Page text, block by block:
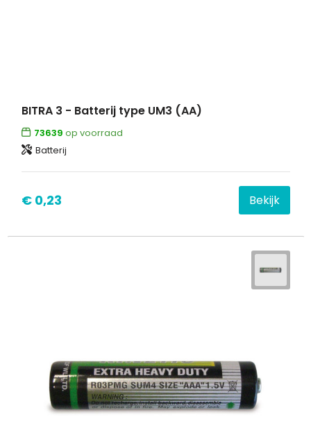
BITRA 3 - Batterij type UM3 (AA)
73639 op voorraad
Batterij
€ 0,23 Bekijk